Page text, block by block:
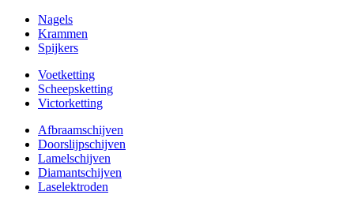
Nagels
Krammen
Spijkers
Voetketting
Scheepsketting
Victorketting
Afbraamschijven
Doorslijpschijven
Lamelschijven
Diamantschijven
Laselektroden